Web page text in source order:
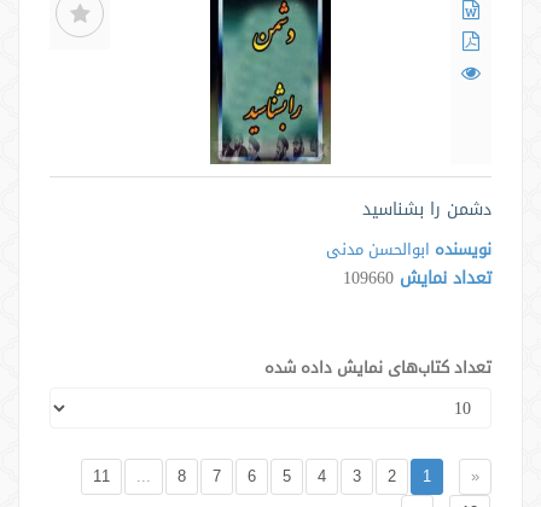
دشمن را بشناسید
نویسنده ابوالحسن مدنی
تعداد نمایش 109660
تعداد کتاب‌های نمایش داده شده
«
1
2
3
4
5
6
7
8
...
11